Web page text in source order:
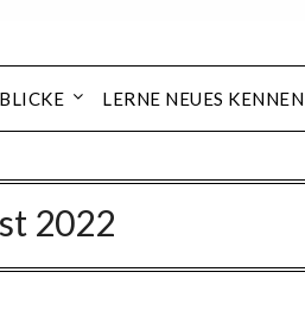
LERNE NEUES KENNEN
2022